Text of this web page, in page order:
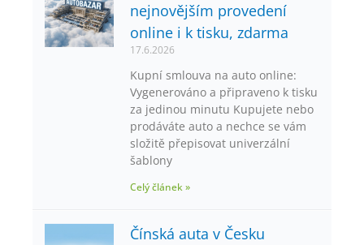
nejnovějším provedení
online i k tisku, zdarma
17.6.2026
Kupní smlouva na auto online:
Vygenerováno a připraveno k tisku
za jedinou minutu Kupujete nebo
prodáváte auto a nechce se vám
složitě přepisovat univerzální
šablony
Celý článek »
Čínská auta v Česku